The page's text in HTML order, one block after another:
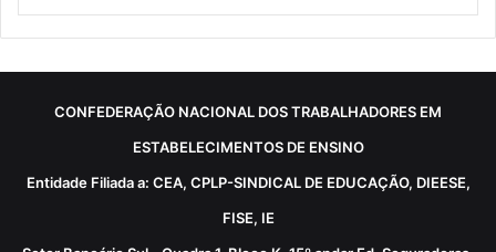
CONFEDERAÇÃO NACIONAL DOS TRABALHADORES EM
ESTABELECIMENTOS DE ENSINO
Entidade Filiada a: CEA, CPLP-SINDICAL DE EDUCAÇÃO, DIEESE,
FISE, IE